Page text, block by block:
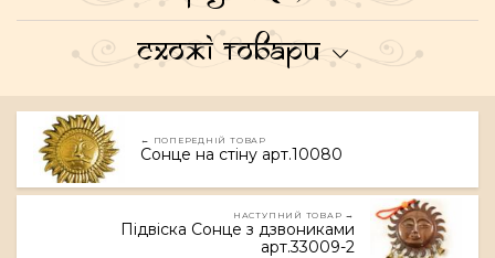
Схожі товари
← ПОПЕРЕДНІЙ ТОВАР
Сонце на стіну арт.10080
НАСТУПНИЙ ТОВАР →
Підвіска Сонце з дзвониками
арт.33009-2